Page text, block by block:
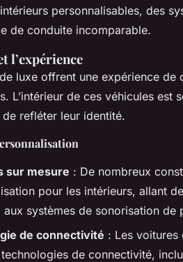
personnalisables, des
de conduite incomparable.
l’expérience
luxe offrent une expérience
L’intérieur de ces véhicules est
refléter leur identité.
sur mesure : De nombreux
pour les intérieurs, allant
systèmes de sonorisation de
de connectivité : Les voitures
de connectivité,